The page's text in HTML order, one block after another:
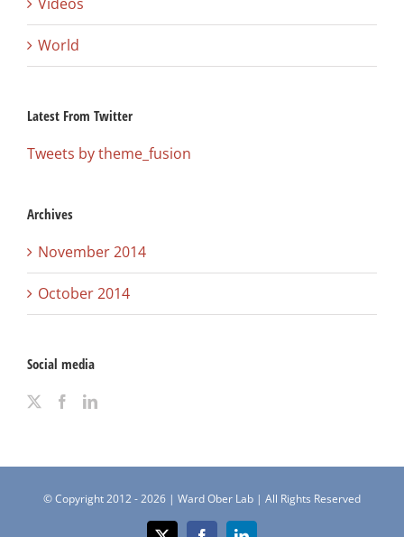
World
Latest From Twitter
Tweets by theme_fusion
Archives
November 2014
October 2014
Social media
© Copyright 2012 -2026 | Ward Ober Lab | All Rights Reserved